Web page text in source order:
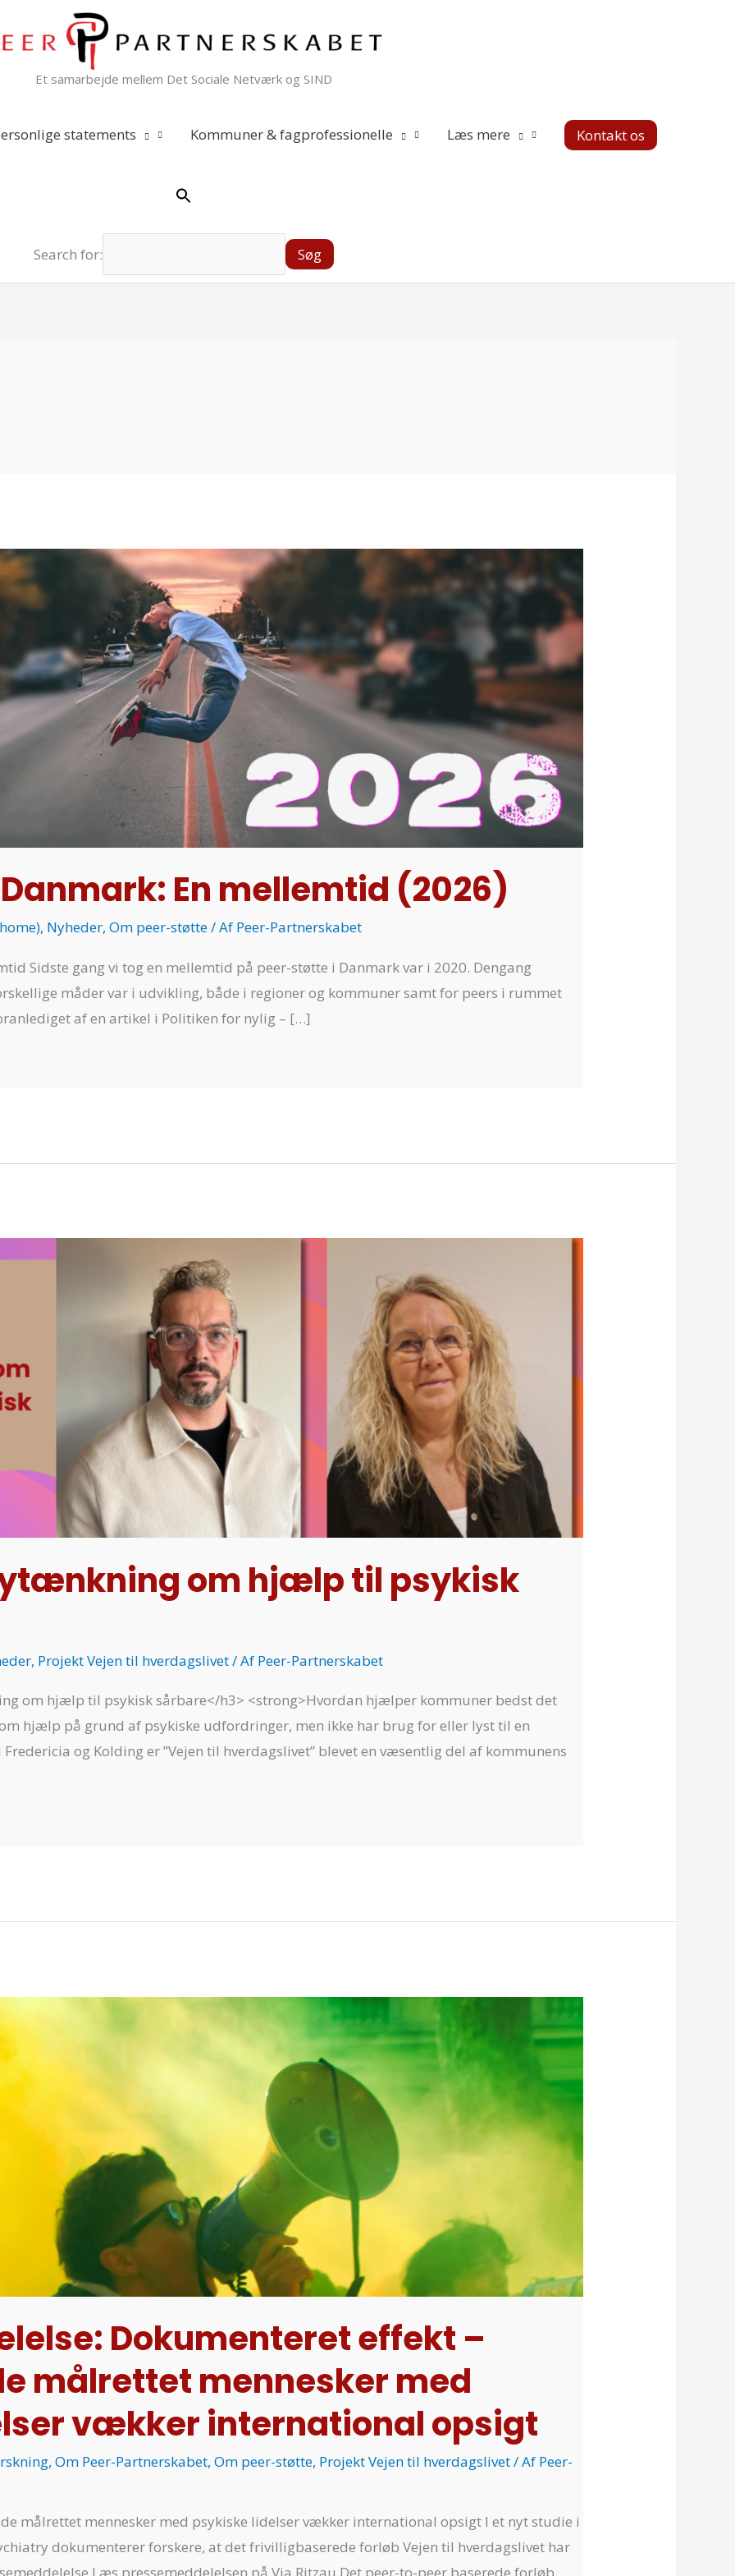
Et samarbejde mellem Det Sociale Netværk og SIND
statements Kommuner & fagprofessionelle Læs mere Kontakt os
Search for:
En mellemtid (2026)
, Nyheder,Om peer-støtte/ Af Peer-Partnerskabet
Sidste gang vi tog en mellemtid på peer-støtte i Danmark var i 2020. Dengang
måder var i udvikling, både i regioner og kommuner samt for peers i rummet
af en artikel i Politiken for nylig – […]
om hjælp til psykisk
, Projekt Vejen til hverdagslivet/ Af Peer-Partnerskabet
om hjælp til psykisk sårbare</h3> <strong>Hvordan hjælper kommuner bedst det
hjælp på grund af psykiske udfordringer, men ikke har brug for eller lyst til en
og Kolding er ”Vejen til hverdagslivet” blevet en væsentlig del af kommunens
Dokumenteret effekt –
målrettet mennesker med
vækker international opsigt
,Om Peer-Partnerskabet,Om peer-støtte, Projekt Vejen til hverdagslivet/ Af Peer-
målrettet mennesker med psykiske lidelser vækker international opsigt I et nyt studie i
dokumenterer forskere, at det frivilligbaserede forløb Vejen til hverdagslivet har
Læs pressemeddelelsen på Via Ritzau Det peer-to-peer baserede forløb